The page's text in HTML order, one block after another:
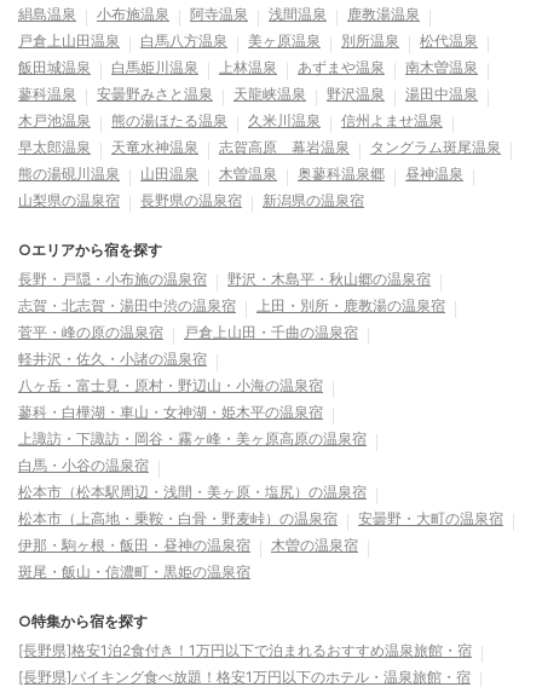
絹島温泉
小布施温泉 阿寺温泉 浅間温泉
鹿教湯温泉
戸倉上山田温泉
白馬八方温泉 美ヶ原温泉 別所温泉
松代温泉
飯田城温泉
白馬姫川温泉 上林温泉 あずまや温泉
南木曽温泉
蓼科温泉
安曇野みさと温泉 天龍峡温泉 野沢温泉
湯田中温泉
木戸池温泉
熊の湯ほたる温泉 久米川温泉
信州よませ温泉
早太郎温泉
天竜水神温泉 志賀高原 幕岩温泉
タングラム斑尾温泉
熊の湯硯川温泉
山田温泉 木曽温泉 奥蓼科温泉郷
昼神温泉
山梨県の温泉宿
長野県の温泉宿 新潟県の温泉宿
○エリアから宿を探す
長野・戸隠・小布施の温泉宿
野沢・木島平・秋山郷の温泉宿
志賀・北志賀・湯田中渋の温泉宿
上田・別所・鹿教湯の温泉宿
菅平・峰の原の温泉宿
戸倉上山田・千曲の温泉宿
軽井沢・佐久・小諸の温泉宿
八ヶ岳・富士見・原村・野辺山・小海の温泉宿
蓼科・白樺湖・車山・女神湖・姫木平の温泉宿
上諏訪・下諏訪・岡谷・霧ヶ峰・美ヶ原高原の温泉宿
白馬・小谷の温泉宿
松本市（松本駅周辺・浅間・美ヶ原・塩尻）の温泉宿
松本市（上高地・乗鞍・白骨・野麦峠）の温泉宿
安曇野・大町の温泉宿
伊那・駒ヶ根・飯田・昼神の温泉宿
木曽の温泉宿
斑尾・飯山・信濃町・黒姫の温泉宿
○特集から宿を探す
[長野県]格安1泊2食付き！1万円以下で泊まれるおすすめ温泉旅館・宿
[長野県]バイキング食べ放題！格安1万円以下のホテル・温泉旅館・宿